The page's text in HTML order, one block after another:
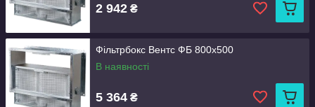
2 942 ₴
Фільтрбокс Вентс ФБ 800x500
В наявності
5 364 ₴